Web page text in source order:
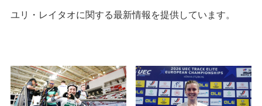
ユリ・レイタオに関する最新情報を提供しています。